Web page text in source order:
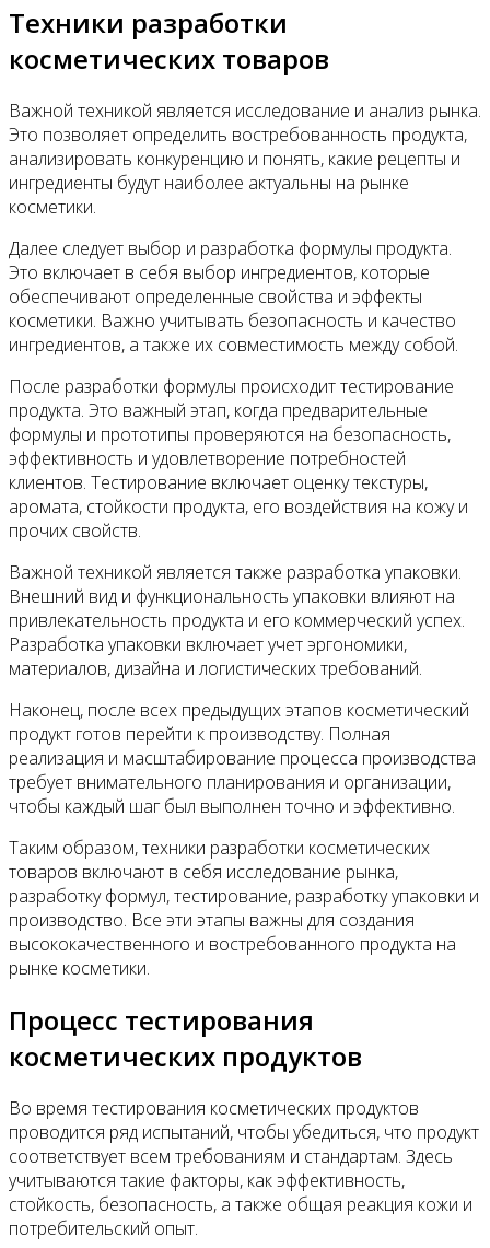
Техники разработки
косметических товаров
Важной техникой является исследование и анализ рынка.
Это позволяет определить востребованность продукта,
анализировать конкуренцию и понять, какие рецепты и
ингредиенты будут наиболее актуальны на рынке
косметики.
Далее следует выбор и разработка формулы продукта.
Это включает в себя выбор ингредиентов, которые
обеспечивают определенные свойства и эффекты
косметики. Важно учитывать безопасность и качество
ингредиентов, а также их совместимость между собой.
После разработки формулы происходит тестирование
продукта. Это важный этап, когда предварительные
формулы и прототипы проверяются на безопасность,
эффективность и удовлетворение потребностей
клиентов. Тестирование включает оценку текстуры,
аромата, стойкости продукта, его воздействия на кожу и
прочих свойств.
Важной техникой является также разработка упаковки.
Внешний вид и функциональность упаковки влияют на
привлекательность продукта и его коммерческий успех.
Разработка упаковки включает учет эргономики,
материалов, дизайна и логистических требований.
Наконец, после всех предыдущих этапов косметический
продукт готов перейти к производству. Полная
реализация и масштабирование процесса производства
требует внимательного планирования и организации,
чтобы каждый шаг был выполнен точно и эффективно.
Таким образом, техники разработки косметических
товаров включают в себя исследование рынка,
разработку формул, тестирование, разработку упаковки и
производство. Все эти этапы важны для создания
высококачественного и востребованного продукта на
рынке косметики.
Процесс тестирования
косметических продуктов
Во время тестирования косметических продуктов
проводится ряд испытаний, чтобы убедиться, что продукт
соответствует всем требованиям и стандартам. Здесь
учитываются такие факторы, как эффективность,
стойкость, безопасность, а также общая реакция кожи и
потребительский опыт.